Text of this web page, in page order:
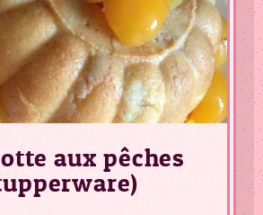
aux pêches